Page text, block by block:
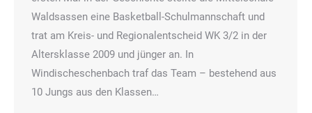
Waldsassen eine Basketball-Schulmannschaft und
trat am Kreis- und Regionalentscheid WK 3/2 in der
Altersklasse 2009 und jünger an. In
Windischeschenbach traf das Team – bestehend aus
10 Jungs aus den Klassen…